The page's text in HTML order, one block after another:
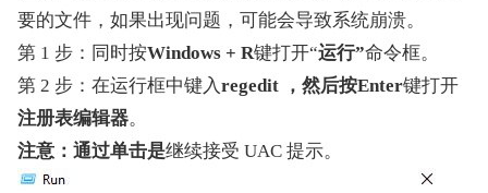
要的文件，如果出现问题，可能会导致系统崩溃。
第 1 步：同时按Windows + R键打开“运行”命令框。
第 2 步：在运行框中键入regedit ，然后按Enter键打开
注册表编辑器。
注意：通过单击是继续接受 UAC 提示。